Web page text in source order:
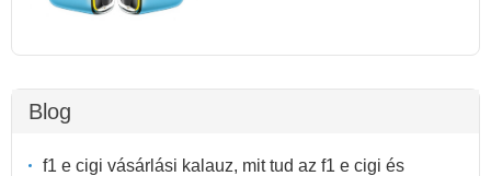
Blog
f1 e cigi vásárlási kalauz, mit tud az f1 e cigi és